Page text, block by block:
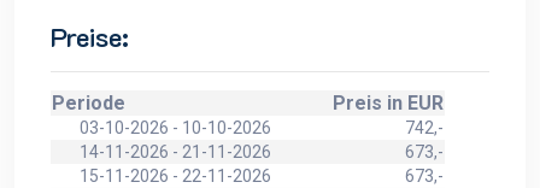
Preise:
Periode Preis in EUR
03-10-2026 - 10-10-2026
742,-
14-11-2026 - 21-11-2026
673,-
15-11-2026 - 22-11-2026
673,-